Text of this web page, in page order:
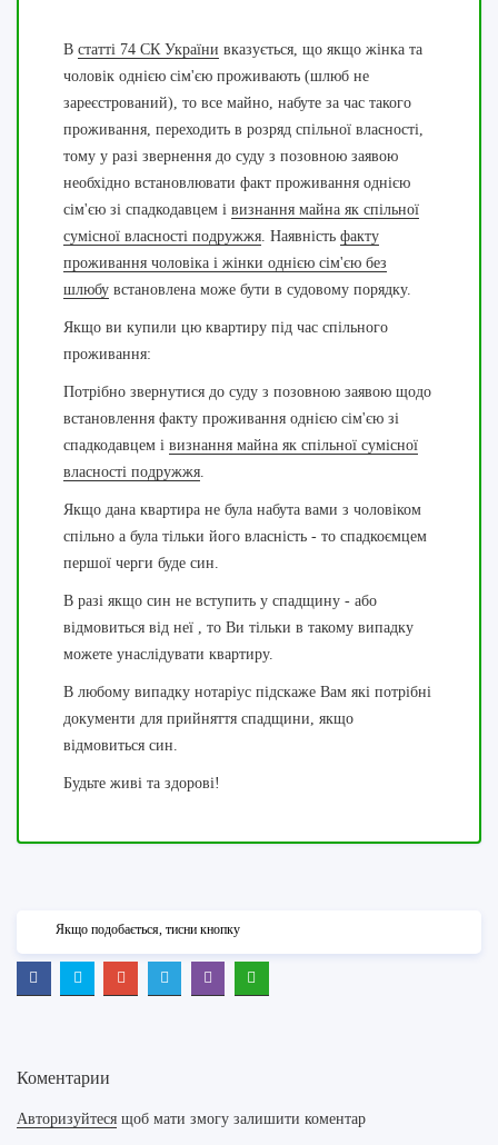
В статті 74 СК України вказується, що якщо жінка та
чоловік однією сім'єю проживають (шлюб не
зареєстрований), то все майно, набуте за час такого
проживання, переходить в розряд спільної власності,
тому у разі звернення до суду з позовною заявою
необхідно встановлювати факт проживання однією
сім'єю зі спадкодавцем і визнання майна як спільної
сумісної власності подружжя. Наявність факту
проживання чоловіка і жінки однією сім'єю без
шлюбу встановлена може бути в судовому порядку.
Якщо ви купили цю квартиру під час спільного
проживання:
Потрібно звернутися до суду з позовною заявою щодо
встановлення факту проживання однією сім'єю зі
спадкодавцем і визнання майна як спільної сумісної
власності подружжя.
Якщо дана квартира не була набута вами з чоловіком
спільно а була тільки його власність - то спадкоємцем
першої черги буде син.
В разі якщо син не вступить у спадщину - або
відмовиться від неї , то Ви тільки в такому випадку
можете унаслідувати квартиру.
В любому випадку нотаріус підскаже Вам які потрібні
документи для прийняття спадщини, якщо
відмовиться син.
Будьте живі та здорові!
Якщо подобається, тисни кнопку
Коментарии
Авторизуйтеся щоб мати змогу залишити коментар